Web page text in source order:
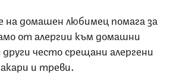
на домашен любимец помага за
от алергии към домашни
често срещани алергени
и треви.